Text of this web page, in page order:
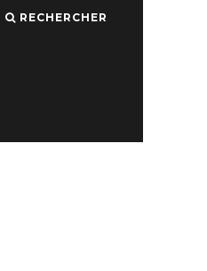
RECHERCHER